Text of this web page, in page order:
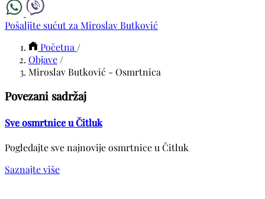
Pošaljite sućut za Miroslav Butković
Početna /
Objave /
Miroslav Butković - Osmrtnica
Povezani sadržaj
Sve osmrtnice u Čitluk
Pogledajte sve najnovije osmrtnice u Čitluk
Saznajte više